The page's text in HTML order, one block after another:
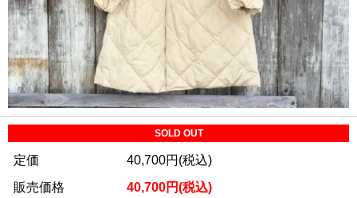
SOLD OUT
定価
40,700円(税込)
販売価格
40,700円(税込)